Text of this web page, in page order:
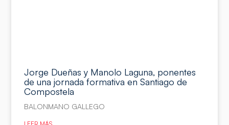
Jorge Dueñas y Manolo Laguna, ponentes
de una jornada formativa en Santiago de
Compostela
BALONMANO GALLEGO